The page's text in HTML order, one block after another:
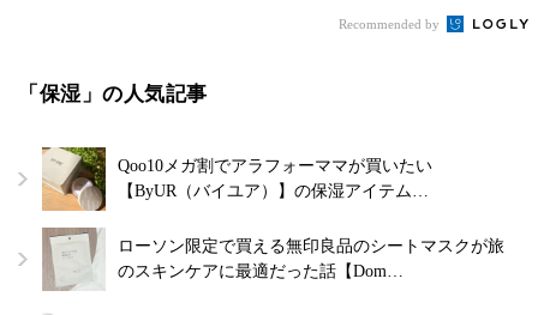
Recommended by
「保湿」の人気記事
Qoo10メガ割でアラフォーママが買いたい
【ByUR（バイユア）】の保湿アイテム…
ローソン限定で買える無印良品のシートマスクが旅
のスキンケアに最適だった話【Dom…